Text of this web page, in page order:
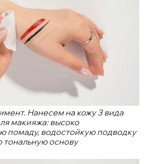
Нанесем на кожу 3 вида
макияжа: высоко
помаду, водостойкую подводку
тональную основу